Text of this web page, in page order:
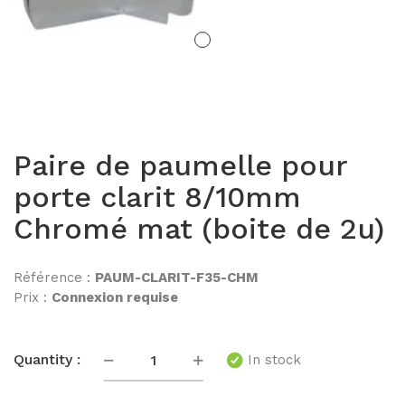
BM80PR
Portes Cadre alu
Porte Epur
Portes FLUSH
Portes coulissantes INSLIDE
Paire de paumelle pour
porte clarit 8/10mm
Chromé mat (boite de 2u)
Référence : PAUM-CLARIT-F35-CHM
Prix : Connexion requise
Quantity : Quantité In stock